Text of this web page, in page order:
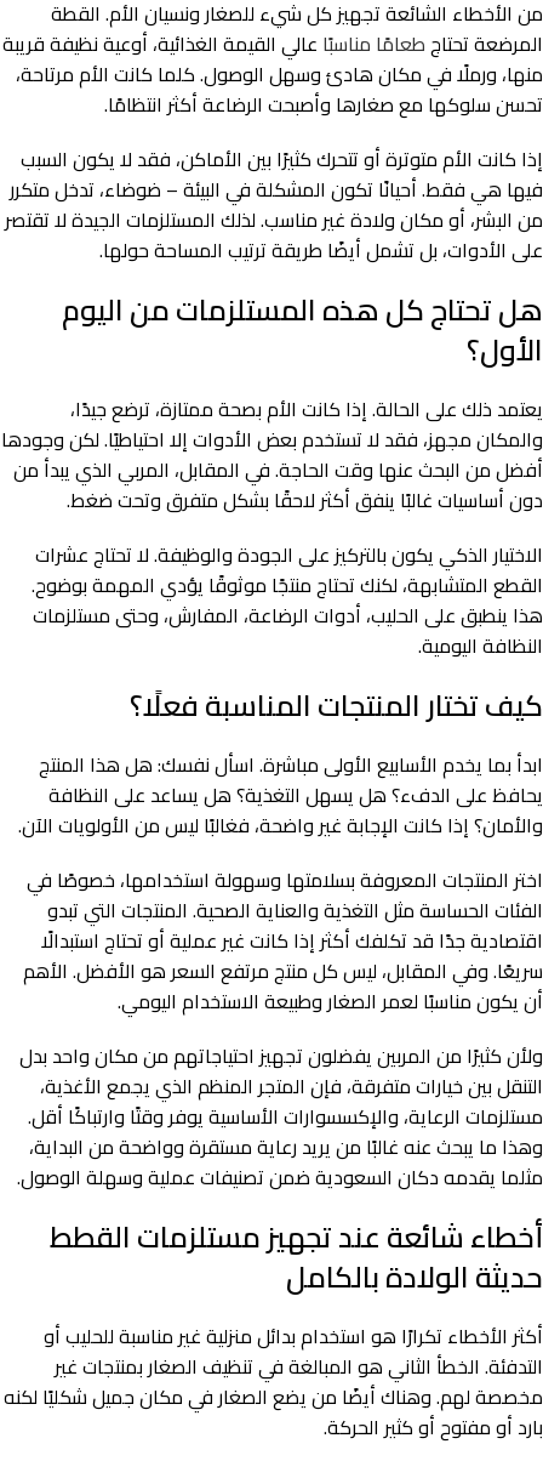
من الأخطاء الشائعة تجهيز كل شيء للصغار ونسيان الأم. القطة
المرضعة تحتاجطعامًا مناسبًا عالي القيمة الغذائية، أوعية نظيفة قريبة
منها، ورملًا في مكان هادئ وسهل الوصول. كلما كانت الأم مرتاحة،
تحسن سلوكها مع صغارها وأصبحت الرضاعة أكثر انتظامًا.
إذا كانت الأم متوترة أو تتحرك كثيرًا بين الأماكن، فقد لا يكون السبب
فيها هي فقط. أحيانًا تكون المشكلة في البيئة – ضوضاء، تدخل متكرر
من البشر، أو مكان ولادة غير مناسب. لذلك المستلزمات الجيدة لا تقتصر
على الأدوات، بل تشمل أيضًا طريقة ترتيب المساحة حولها.
هل تحتاج كل هذه المستلزمات من اليوم
الأول؟
يعتمد ذلك على الحالة. إذا كانت الأم بصحة ممتازة، ترضع جيدًا،
والمكان مجهز، فقد لا تستخدم بعض الأدوات إلا احتياطيًا. لكن وجودها
أفضل من البحث عنها وقت الحاجة. في المقابل، المربي الذي يبدأ من
دون أساسيات غالبًا ينفق أكثر لاحقًا بشكل متفرق وتحت ضغط.
الاختيار الذكي يكون بالتركيز على الجودة والوظيفة. لا تحتاج عشرات
القطع المتشابهة، لكنك تحتاج منتجًا موثوقًا يؤدي المهمة بوضوح.
هذا ينطبق على الحليب، أدوات الرضاعة، المفارش، وحتى مستلزمات
النظافة اليومية.
كيف تختار المنتجات المناسبة فعلًا؟
ابدأ بما يخدم الأسابيع الأولى مباشرة. اسأل نفسك: هل هذا المنتج
يحافظ على الدفء؟ هل يسهل التغذية؟ هل يساعد على النظافة
والأمان؟ إذا كانت الإجابة غير واضحة، فغالبًا ليس من الأولويات الآن.
اختر المنتجات المعروفة بسلامتها وسهولة استخدامها، خصوصًا في
الفئات الحساسة مثل التغذية والعناية الصحية. المنتجات التي تبدو
اقتصادية جدًا قد تكلفك أكثر إذا كانت غير عملية أو تحتاج استبدالًا
سريعًا. وفي المقابل، ليس كل منتج مرتفع السعر هو الأفضل. الأهم
أن يكون مناسبًا لعمر الصغار وطبيعة الاستخدام اليومي.
ولأن كثيرًا من المربين يفضلون تجهيز احتياجاتهم من مكان واحد بدل
التنقل بين خيارات متفرقة، فإن المتجر المنظم الذي يجمع الأغذية،
مستلزمات الرعاية، والإكسسوارات الأساسية يوفر وقتًا وارتباكًا أقل.
وهذا ما يبحث عنه غالبًا من يريد رعاية مستقرة وواضحة من البداية،
مثلما يقدمه دكان السعودية ضمن تصنيفات عملية وسهلة الوصول.
أخطاء شائعة عند تجهيز مستلزمات القطط
حديثة الولادة بالكامل
أكثر الأخطاء تكرارًا هو استخدام بدائل منزلية غير مناسبة للحليب أو
التدفئة. الخطأ الثاني هو المبالغة في تنظيف الصغار بمنتجات غير
مخصصة لهم. وهناك أيضًا من يضع الصغار في مكان جميل شكليًا لكنه
بارد أو مفتوح أو كثير الحركة.